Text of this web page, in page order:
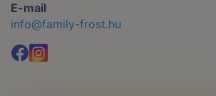
E-mail
info@family-frost.hu